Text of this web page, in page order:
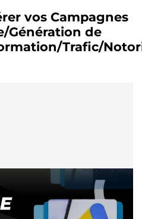
vos Campagnes
Génération de
Trafic/